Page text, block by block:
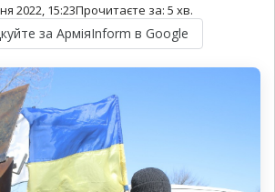
2022, 15:23Прочитаєте за: 5 хв.
за АрміяInform в Google